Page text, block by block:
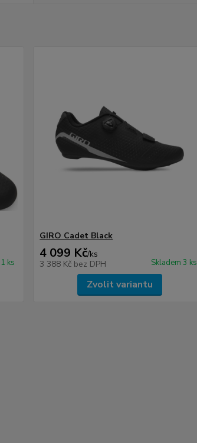
ks
GIRO Cadet Black
4 099 Kč/ks
3 388 Kč bez DPH Skladem 3 ks
Zvolit variantu